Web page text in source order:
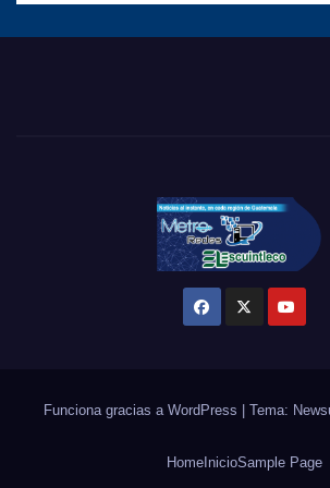
Funciona gracias a WordPress Tema:
HomeInicioSample Page